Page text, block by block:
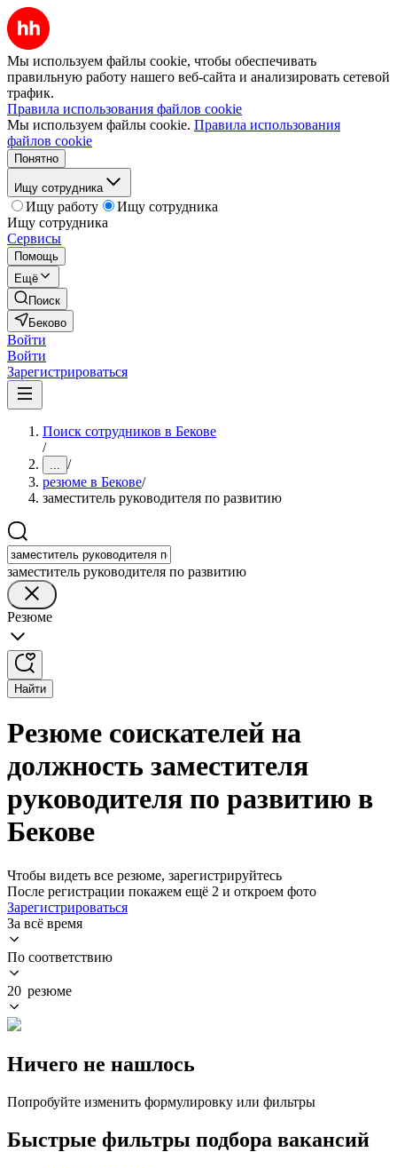
Мы используем файлы cookie, чтобы обеспечивать
правильную работу нашего веб-сайта и анализировать сетевой
трафик.
Правила использования файлов cookie
Мы используем файлы cookie. Правила использования
файлов cookie
Понятно
Ищу сотрудника
Ищу работу
Ищу сотрудника
Ищу сотрудника
Сервисы
Помощь
Ещё
Поиск
Беково
Войти
Войти
Зарегистрироваться
Поиск сотрудников в Бекове
/
... /
резюме в Бекове/
заместитель руководителя по развитию
заместитель руководителя по развитию
Резюме
Найти
Резюме соискателей на
должность заместителя
руководителя по развитию в
Бекове
Чтобы видеть все резюме, зарегистрируйтесь
После регистрации покажем ещё 2 и откроем фото
Зарегистрироваться
За всё время
По соответствию
20 резюме
Ничего не нашлось
Попробуйте изменить формулировку или фильтры
Быстрые фильтры подбора вакансий